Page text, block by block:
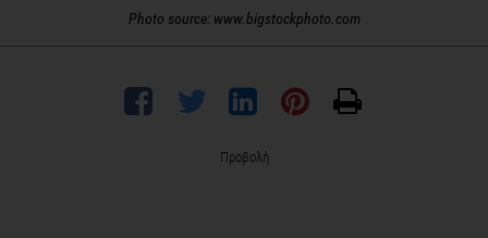
Photo source: www.bigstockphoto.com
Προβολή